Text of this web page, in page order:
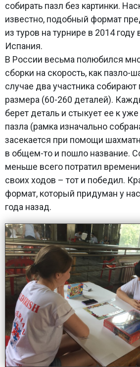
собирать пазл без картинки.
известно, подобный формат
из туров на турнире в 2014
Испания.
В России весьма полюбился
сборки на скорость, как пазло-
случае два участника
размера (60-260 деталей).
берет деталь и стыкует ее к
пазла (рамка изначально
засекается при помощи
в общем-то и пошло название.
меньше всего потратил
своих ходов – тот и победил.
формат, который придуман у
года назад.